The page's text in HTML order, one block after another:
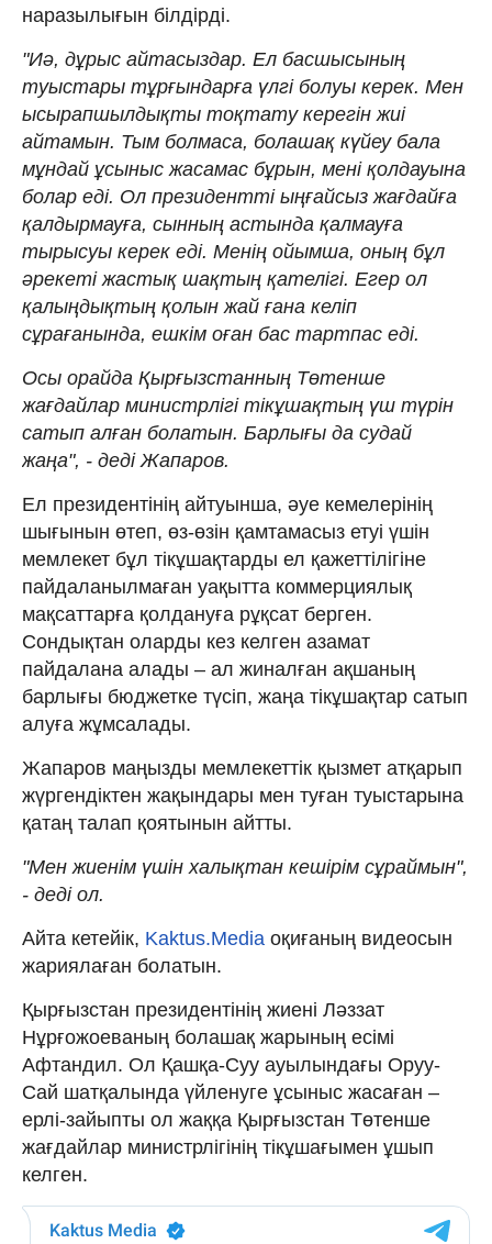
наразылығын білдірді.
"Иә, дұрыс айтасыздар. Ел басшысының
туыстары тұрғындарға үлгі болуы керек. Мен
ысырапшылдықты тоқтату керегін жиі
айтамын. Тым болмаса, болашақ күйеу бала
мұндай ұсыныс жасамас бұрын, мені қолдауына
болар еді. Ол президентті ыңғайсыз жағдайға
қалдырмауға, сынның астында қалмауға
тырысуы керек еді. Менің ойымша, оның бұл
әрекеті жастық шақтың қателігі. Егер ол
қалыңдықтың қолын жай ғана келіп
сұрағанында, ешкім оған бас тартпас еді.
Осы орайда Қырғызстанның Төтенше
жағдайлар министрлігі тікұшақтың үш түрін
сатып алған болатын. Барлығы да судай
жаңа", - деді Жапаров.
Ел президентінің айтуынша, әуе кемелерінің
шығынын өтеп, өз-өзін қамтамасыз етуі үшін
мемлекет бұл тікұшақтарды ел қажеттілігіне
пайдаланылмаған уақытта коммерциялық
мақсаттарға қолдануға рұқсат берген.
Сондықтан оларды кез келген азамат
пайдалана алады – ал жиналған ақшаның
барлығы бюджетке түсіп, жаңа тікұшақтар сатып
алуға жұмсалады.
Жапаров маңызды мемлекеттік қызмет атқарып
жүргендіктен жақындары мен туған туыстарына
қатаң талап қоятынын айтты.
"Мен жиенім үшін халықтан кешірім сұраймын",
- деді ол.
Айта кетейік, Kaktus.Media оқиғаның видеосын
жариялаған болатын.
Қырғызстан президентінің жиені Ләззат
Нұрғожоеваның болашақ жарының есімі
Афтандил. Ол Қашқа-Суу ауылындағы Оруу-
Сай шатқалында үйленуге ұсыныс жасаған –
ерлі-зайыпты ол жаққа Қырғызстан Төтенше
жағдайлар министрлігінің тікұшағымен ұшып
келген.